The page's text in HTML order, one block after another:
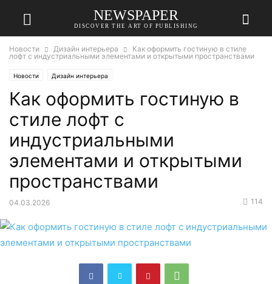
NEWSPAPER
DISCOVER THE ART OF PUBLISHING
Новости Дизайн интерьера
Как оформить гостиную в стиле
лофт с индустриальными элементами и открытыми пространствами
Новости Дизайн интерьера
Как оформить гостиную в
стиле лофт с
индустриальными
элементами и открытыми
пространствами
04.03.2026 114